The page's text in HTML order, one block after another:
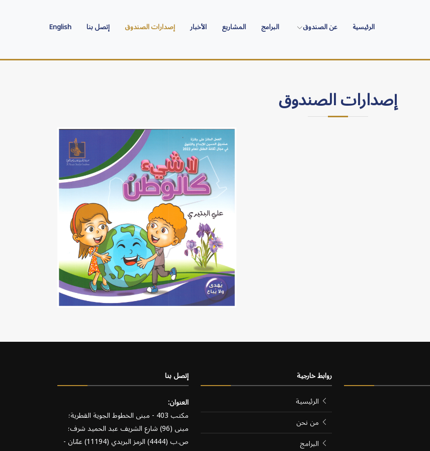
الرئيسية عن الصندوق البرامج المشاريع الأخبار إصدارات الصندوق إتصل بنا English
إصدارات الصندوق
روابط خارجية
الرئيسية
من نحن
البرامج
إتصل بنا
العنوان:
مكتب 403 - مبنى الخطوط الجوية القطرية؛
مبنى (96) شارع الشريف عبد الحميد شرف؛
ص.ب (4444) الرمز البريدي (11194) عمّان -